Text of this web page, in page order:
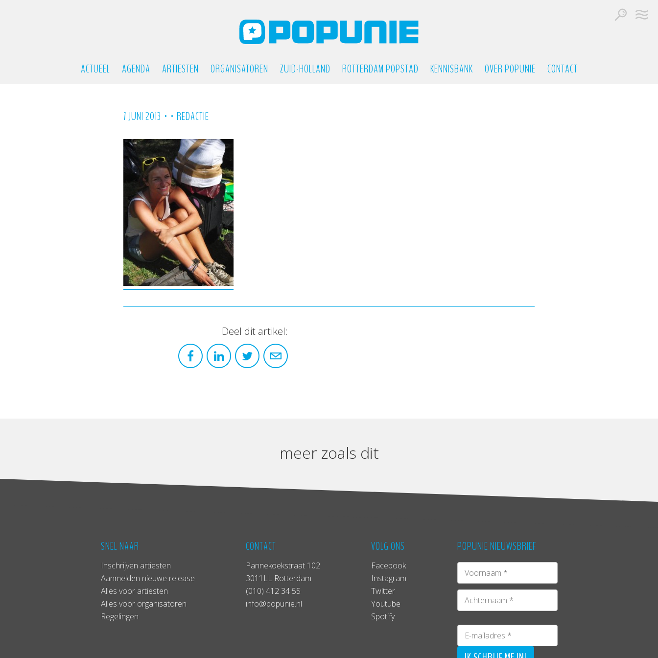
ACTUEEL AGENDA ARTIESTEN ORGANISATOREN ZUID-HOLLAND ROTTERDAM POPSTAD KENNISBANK OVER POPUNIE CONTACT
7 JUNI 2013 • • REDACTIE
Deel dit artikel:
meer zoals dit
SNEL NAAR
Inschrijven artiesten
Aanmelden nieuwe release
Alles voor artiesten
Alles voor organisatoren
Regelingen
CONTACT
Pannekoekstraat 102
3011LL Rotterdam
(010) 412 34 55
info@popunie.nl
VOLG ONS
Facebook
Instagram
Twitter
Youtube
Spotify
POPUNIE NIEUWSBRIEF